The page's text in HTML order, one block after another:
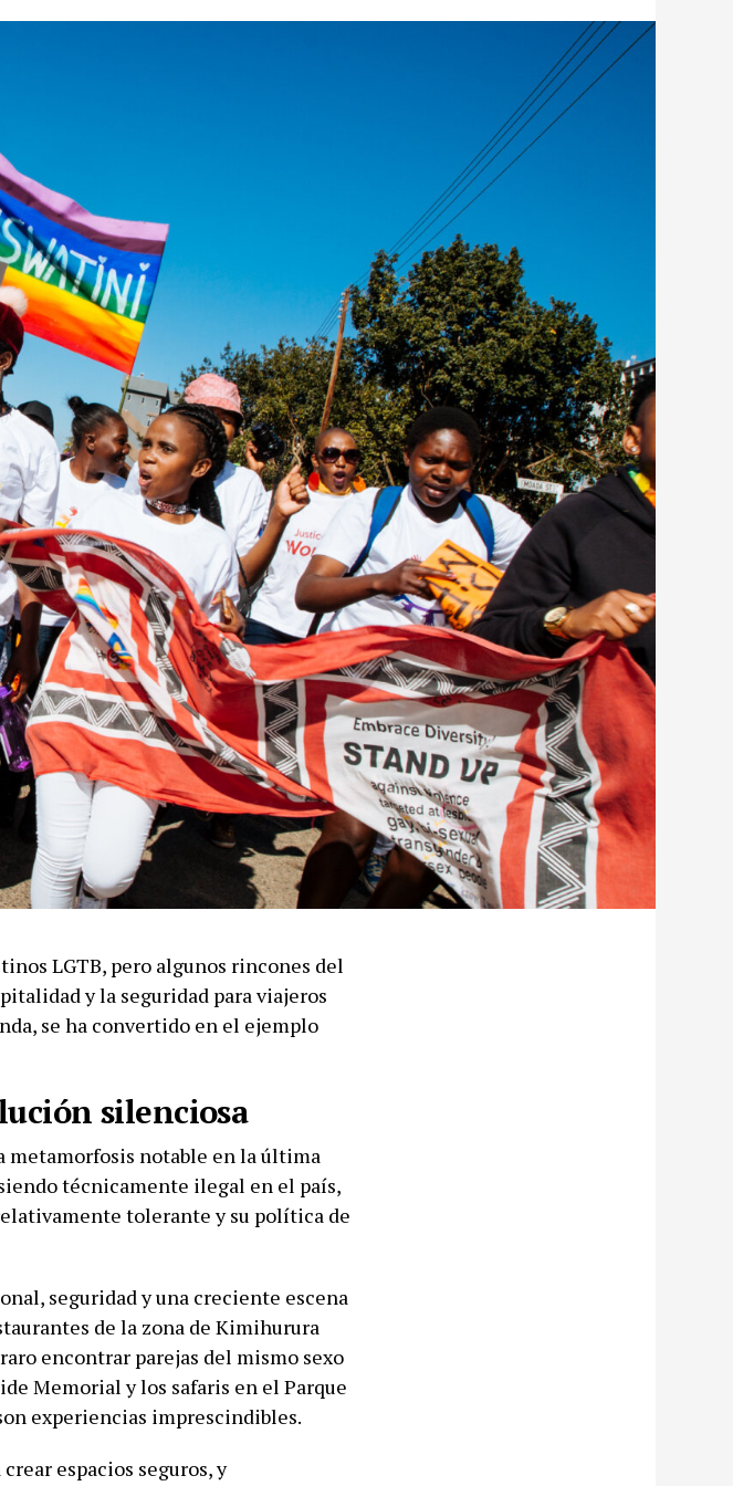
LGTB, pero algunos rincones del
y la seguridad para viajeros
se ha convertido en el ejemplo
silenciosa
metamorfosis notable en la última
técnicamente ilegal en el país,
tolerante y su política de
seguridad y una creciente escena
de la zona de Kimihurura
encontrar parejas del mismo sexo
Memorial y los safaris en el Parque
experiencias imprescindibles.
espacios seguros, y